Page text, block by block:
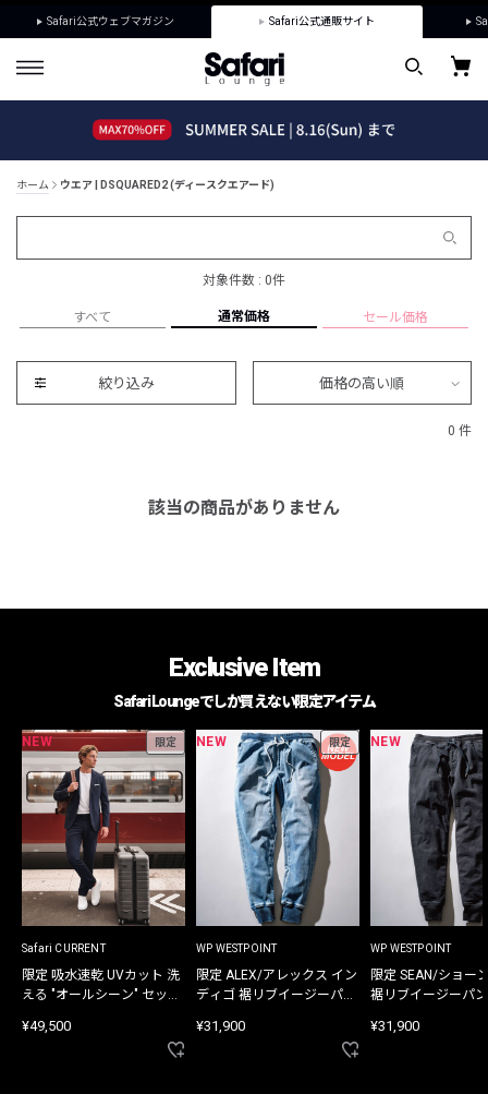
Safari公式ウェブマガジン Safari公式通販サイト
ホーム ウエア | DSQUARED2 (ディースクエアード)
対象件数 : 0件
すべて 通常価格 セール価格
絞り込み 価格の高い順
0 件
該当の商品がありません
Exclusive Item
Safari Loungeでしか買えない限定アイテム
NEW 限定
Safari CURRENT
限定 吸水速乾 UVカット 洗
える "オールシーン" セット
¥49,500
NEW 限定
WP WESTPOINT
限定 ALEX/アレックス イン
ディゴ 裾リブイージーパン
¥31,900
NEW
WP WESTPOINT
限定 SEAN/ショー
裾リブイージーパ
¥31,900